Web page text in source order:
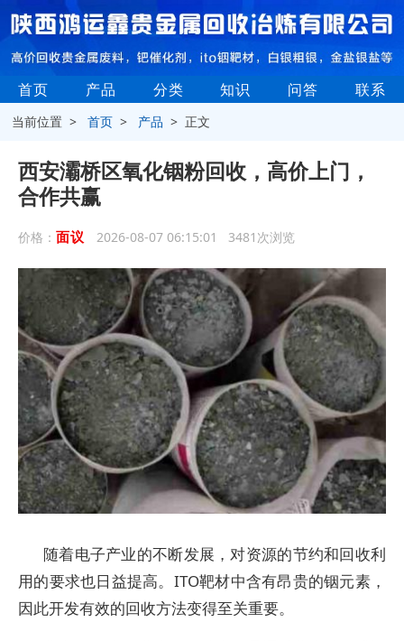
首页 产品 分类 知识 问答 联系
当前位置 >首页 > 产品 > 正文
西安灞桥区氧化铟粉回收，高价上门，
合作共赢
价格： 面议 2026-08-07 06:15:01 3481次浏览
随着电子产业的不断发展，对资源的节约和回收利
用的要求也日益提高。ITO靶材中含有昂贵的铟元素，
因此开发有效的回收方法变得至关重要。